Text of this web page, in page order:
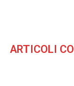
ARTICOLI